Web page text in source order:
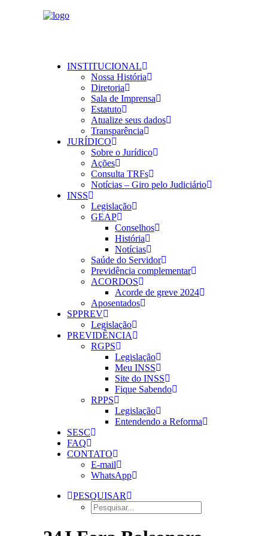
INSTITUCIONAL
Nossa História
Diretoria
Sala de Imprensa
Estatuto
Atualize seus dados
Transparência
JURÍDICO
Sobre o Jurídico
Ações
Consulta TRFs
Notícias – Giro pelo Judiciário
INSS
Legislação
GEAP
Conselhos
História
Notícias
Saúde do Servidor
Previdência complementar
ACORDOS
Acorde de greve 2024
Aposentados
SPPREV
Legislação
PREVIDÊNCIA
RGPS
Legislação
Meu INSS
Site do INSS
Fique Sabendo
RPPS
Legislação
Entendendo a Reforma
SESC
FAQ
CONTATO
E-mail
WhatsApp
PESQUISAR